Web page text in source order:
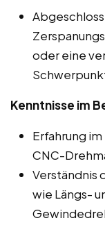
oder eine
Kenntnisse im
Erfahrung
CNC-
Verständnis
wie Längs-